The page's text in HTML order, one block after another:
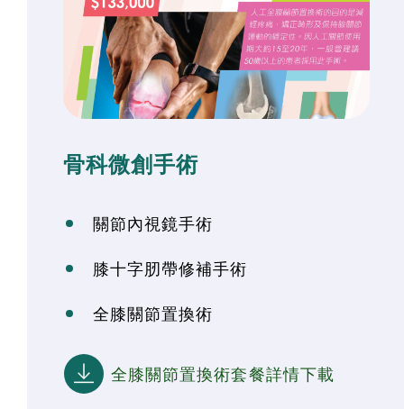
骨科微創手術
關節內視鏡手術
膝十字肕帶修補手術
全膝關節置換術
全膝關節置換術套餐詳情下載